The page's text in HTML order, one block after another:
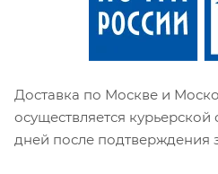
Доставка по Москве и
осуществляется
дней после подтверждения